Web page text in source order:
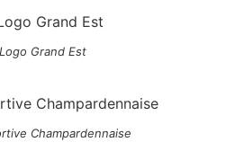
Logo Grand Est
Champardennaise